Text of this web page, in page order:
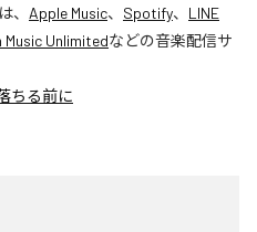
、 Apple Music、 Spotify、 LINE
Music Unlimitedなどの音楽配信サ
ちる前に